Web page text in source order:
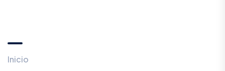
Inicio